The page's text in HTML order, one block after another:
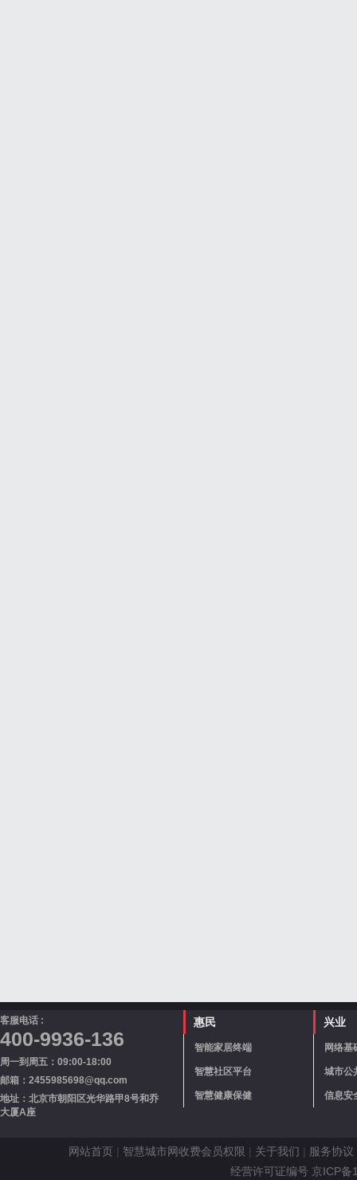
客服电话 :
400-9936-136
周一到周五：09:00-18:00
邮箱：2455985698@qq.com
地址：北京市朝阳区光华路甲8号和乔
大厦A座
惠民
智能家居终端
智慧社区平台
智慧健康保健
兴业
网络基
城市公
信息安
网站首页 | 智慧城市网收费会员权限 | 关于我们 | 服务协议
经营许可证编号 京ICP